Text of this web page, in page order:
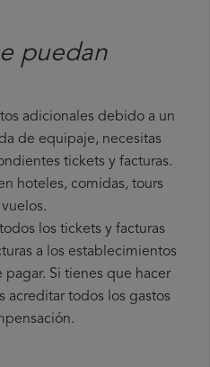
puedan
adicionales debido a un
de equipaje, necesitas
tickets y facturas.
hoteles, comidas, tours
los tickets y facturas
a los establecimientos
Si tienes que hacer
acreditar todos los gastos